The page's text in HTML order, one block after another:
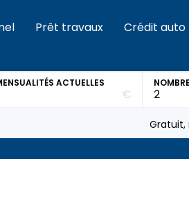
Prêt travaux Crédit auto
ACTUELLES
€